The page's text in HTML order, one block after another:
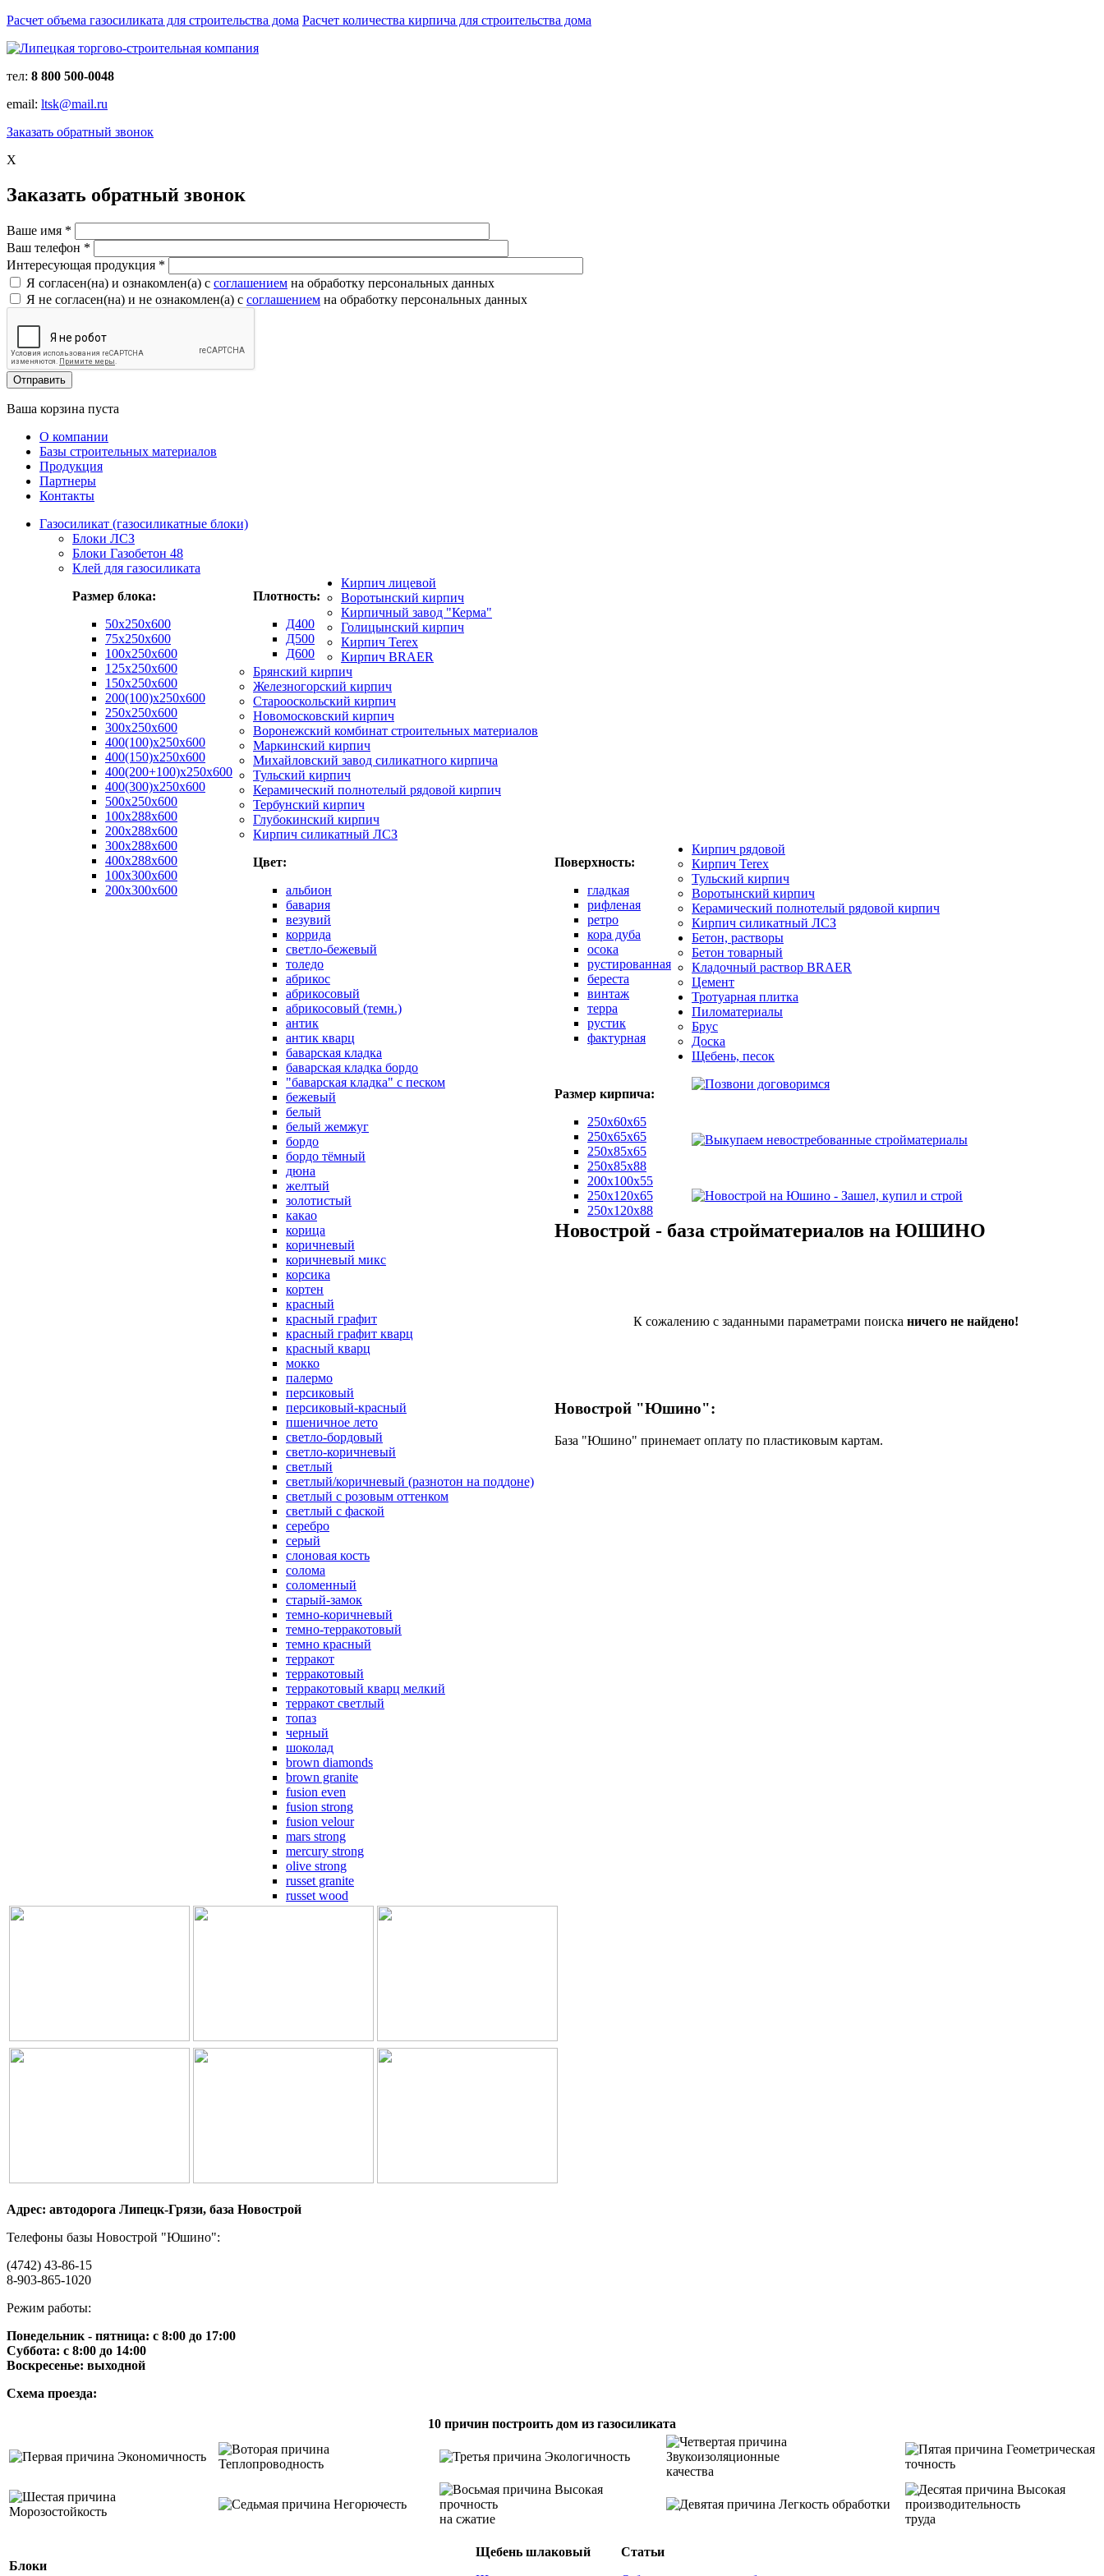
Расчет объема газосиликата для строительства дома Расчет количества кирпича для строительства дома
тел: 8 800 500-0048
email: ltsk@mail.ru
Заказать обратный звонок
X
Заказать обратный звонок
Ваше имя *
Ваш телефон *
Интересующая продукция *
Я согласен(на) и ознакомлен(a) с соглашением на обработку персональных данных
Я не согласен(на) и не ознакомлен(a) с соглашением на обработку персональных данных
Ваша корзина пуста
О компании
Базы строительных материалов
Продукция
Партнеры
Контакты
Газосиликат (газосиликатные блоки)
Блоки ЛСЗ
Блоки Газобетон 48
Клей для газосиликата
Размер блока:
50х250х600
75x250x600
100x250x600
125x250x600
150x250x600
200(100)x250x600
250x250x600
300x250x600
400(100)x250x600
400(150)x250x600
400(200+100)x250x600
400(300)x250x600
500x250x600
100x288x600
200x288x600
300x288x600
400x288x600
100х300х600
200х300х600
Плотность:
Д400
Д500
Д600
Кирпич лицевой
Воротынский кирпич
Кирпичный завод "Керма"
Голицынский кирпич
Кирпич Terex
Кирпич BRAER
Брянский кирпич
Железногорский кирпич
Старооскольский кирпич
Новомосковский кирпич
Воронежский комбинат строительных материалов
Маркинский кирпич
Михайловский завод силикатного кирпича
Тульский кирпич
Керамический полнотелый рядовой кирпич
Тербунский кирпич
Глубокинский кирпич
Кирпич силикатный ЛСЗ
Цвет:
альбион
бавария
везувий
коррида
светло-бежевый
толедо
абрикос
абрикосовый
абрикосовый (темн.)
антик
антик кварц
баварская кладка
баварская кладка бордо
"баварская кладка" с песком
бежевый
белый
белый жемжуг
бордо
бордо тёмный
дюна
желтый
золотистый
какао
корица
коричневый
коричневый микс
корсика
кортен
красный
красный графит
красный графит кварц
красный кварц
мокко
палермо
персиковый
персиковый-красный
пшеничное лето
светло-бордовый
светло-коричневый
светлый
светлый/коричневый (разнотон на поддоне)
светлый с розовым оттенком
светлый с фаской
серебро
серый
слоновая кость
солома
соломенный
старый-замок
темно-коричневый
темно-терракотовый
темно красный
терракот
терракотовый
терракотовый кварц мелкий
терракот светлый
топаз
черный
шоколад
brown diamonds
brown granite
fusion even
fusion strong
fusion velour
mars strong
mercury strong
olive strong
russet granite
russet wood
Поверхность:
гладкая
рифленая
ретро
кора дуба
осока
рустированная
береста
винтаж
терра
рустик
фактурная
Размер кирпича:
250х60х65
250х65х65
250х85х65
250х85х88
200х100х55
250х120х65
250х120х88
Кирпич рядовой
Кирпич Terex
Тульский кирпич
Воротынский кирпич
Керамический полнотелый рядовой кирпич
Кирпич силикатный ЛСЗ
Бетон, растворы
Бетон товарный
Кладочный раствор BRAER
Цемент
Тротуарная плитка
Пиломатериалы
Брус
Доска
Щебень, песок
Новострой - база стройматериалов на ЮШИНО
К сожалению с заданными параметрами поиска ничего не найдено!
Новострой "Юшино":
База "Юшино" принемает оплату по пластиковым картам.
Адрес: автодорога Липецк-Грязи, база Новострой
Телефоны базы Новострой "Юшино":
(4742) 43-86-15
8-903-865-1020
Режим работы:
Понедельник - пятница: с 8:00 до 17:00
Суббота: с 8:00 до 14:00
Воскресенье: выходной
Схема проезда:
10 причин построить дом из газосиликата
Экономичность
Теплопроводность
Экологичность
Звукоизоляционные
качества
Геометрическая
точность
Морозостойкость
Негорючесть
Высокая
прочность
на сжатие
Легкость обработки
Высокая
производительность
труда
Блоки
Щебень шлаковый
Статьи